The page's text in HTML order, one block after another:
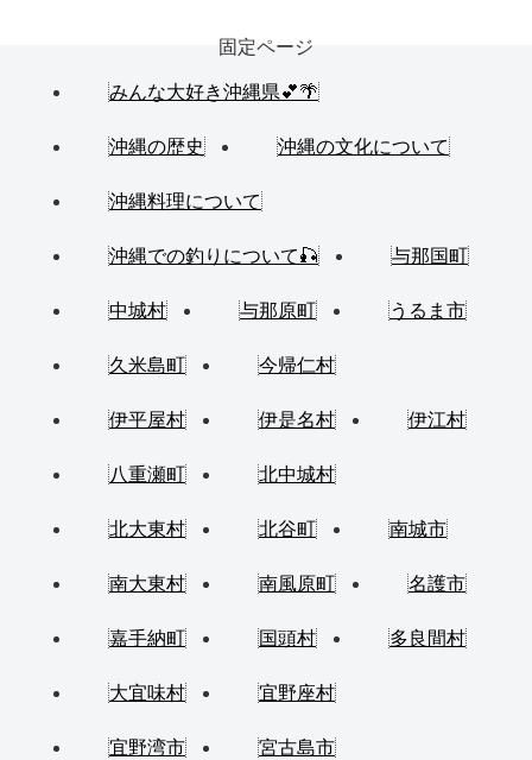
固定ページ
みんな大好き沖縄県💕🌴
沖縄の歴史 沖縄の文化について
沖縄料理について
沖縄での釣りについて🎣 与那国町
中城村 与那原町 うるま市
久米島町 今帰仁村
伊平屋村 伊是名村 伊江村
八重瀬町 北中城村
北大東村 北谷町 南城市
南大東村 南風原町 名護市
嘉手納町 国頭村 多良間村
大宜味村 宜野座村
宜野湾市 宮古島市